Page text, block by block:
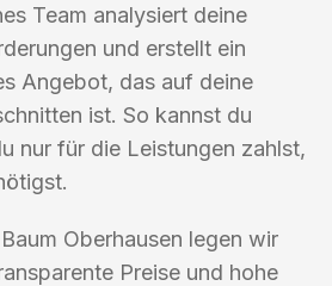
Team analysiert deine
und erstellt ein
Angebot, das auf deine
ist. So kannst du
nur für die Leistungen zahlst,
Oberhausen legen wir
Preise und hohe